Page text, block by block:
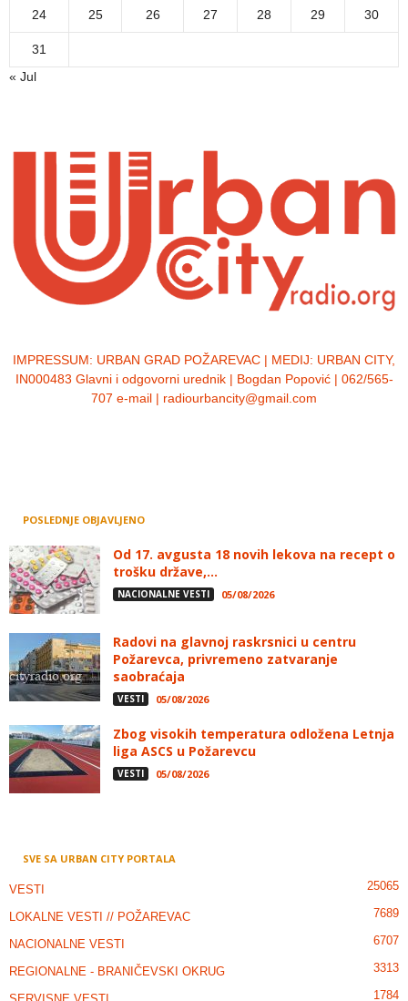
24 25 26 27 28 29 30
31
« Jul
IMPRESSUM: URBAN GRAD POŽAREVAC | MEDIJ: URBAN CITY,
IN000483 Glavni i odgovorni urednik | Bogdan Popović | 062/565-
707 e-mail | radiourbancity@gmail.com
POSLEDNJE OBJAVLJENO
Od 17. avgusta 18 novih lekova na recept o
trošku države,...
NACIONALNE VESTI 05/08/2026
Radovi na glavnoj raskrsnici u centru
Požarevca, privremeno zatvaranje
saobraćaja
VESTI 05/08/2026
Zbog visokih temperatura odložena Letnja
liga ASCS u Požarevcu
VESTI 05/08/2026
SVE SA URBAN CITY PORTALA
VESTI 25065
LOKALNE VESTI // POŽAREVAC 7689
NACIONALNE VESTI 6707
REGIONALNE - BRANIČEVSKI OKRUG 3313
1784